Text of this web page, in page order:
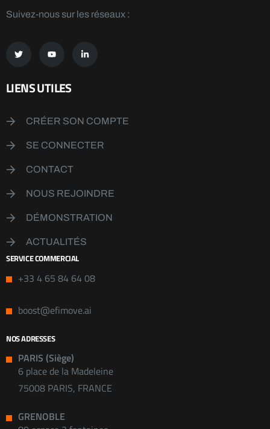
Suivez-nous sur les réseaux :
LIENS UTILES
CRÉER SON COMPTE
SE CONNECTER
CONTACT
NOUS REJOINDRE
DÉMONSTRATION
ACTUALITÉS
SERVICE COMMERCIAL
+33 4 65 84 64 08
boost@efimove.ai
NOS ADRESSES
PARIS (Siège)
6 place de la Madeleine
75008 PARIS, FRANCE
GRENOBLE